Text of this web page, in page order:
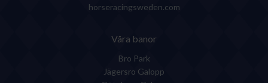
horseracingsweden.com
Våra banor
Bro Park
Jägersro Galopp